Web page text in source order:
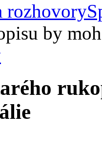
rozhovory
by